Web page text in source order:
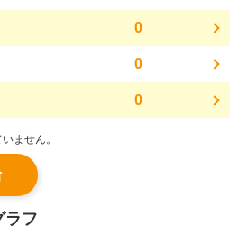
0
0
0
ません。
ラフ